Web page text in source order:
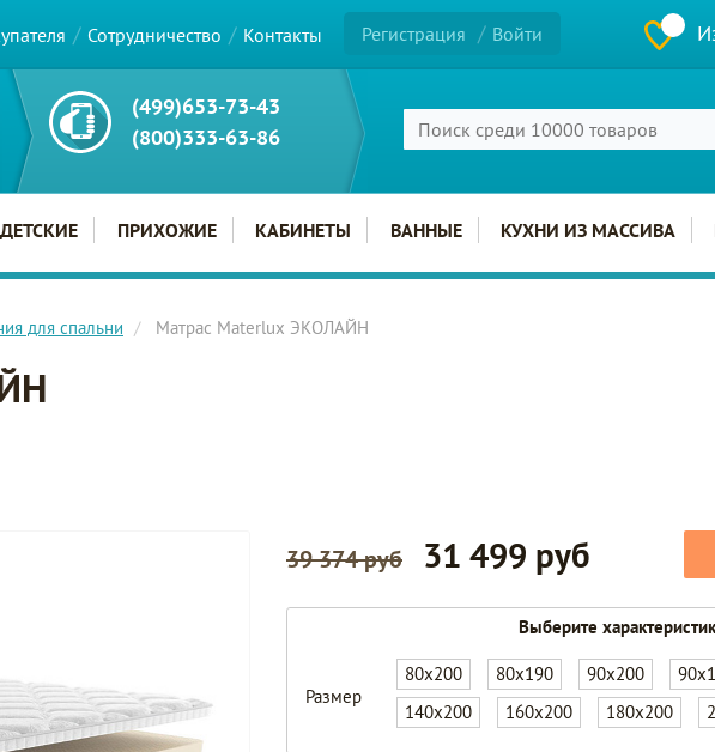
Сотрудничество Контакты Регистрация Войти
(499)653-73-43
(800)333-63-86
ДЕТСКИЕ ПРИХОЖИЕ КАБИНЕТЫ ВАННЫЕ КУХНИ ИЗ МАССИВА
для спальни Матрас Materlux ЭКОЛАЙН
39 374 руб 31 499 руб
Выберите
Размер
80x200 80x190 90x200
140x200
160x200 180x200